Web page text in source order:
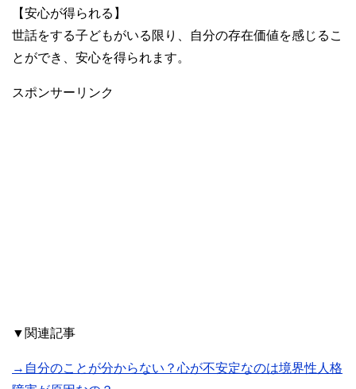
【安心が得られる】
世話をする子どもがいる限り、自分の存在価値を感じるこ
とができ、安心を得られます。
スポンサーリンク
▼関連記事
→自分のことが分からない？心が不安定なのは境界性人格